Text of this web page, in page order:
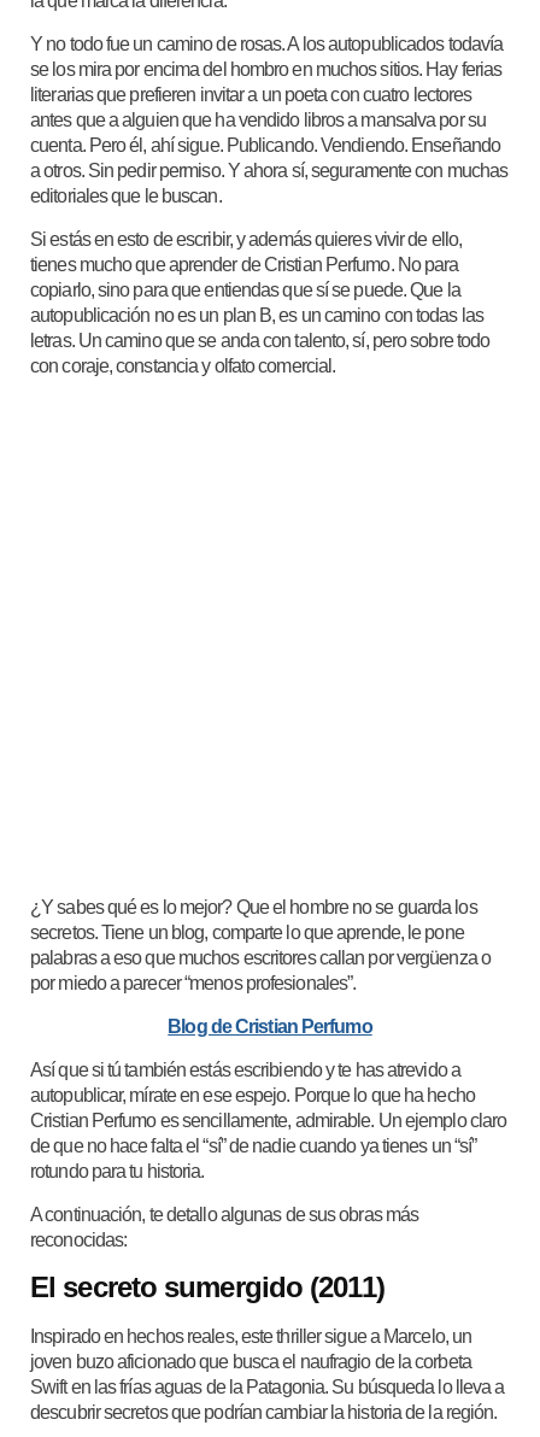
Y no todo fue un camino de rosas. A los autopublicados todavía
se los mira por encima del hombro en muchos sitios. Hay ferias
literarias que prefieren invitar a un poeta con cuatro lectores
antes que a alguien que ha vendido libros a mansalva por su
cuenta. Pero él, ahí sigue. Publicando. Vendiendo. Enseñando
a otros. Sin pedir permiso. Y ahora sí, seguramente con muchas
editoriales que le buscan.
Si estás en esto de escribir, y además quieres vivir de ello,
tienes mucho que aprender de Cristian Perfumo. No para
copiarlo, sino para que entiendas que sí se puede. Que la
autopublicación no es un plan B, es un camino con todas las
letras. Un camino que se anda con talento, sí, pero sobre todo
con coraje, constancia y olfato comercial.
¿Y sabes qué es lo mejor? Que el hombre no se guarda los
secretos. Tiene un blog, comparte lo que aprende, le pone
palabras a eso que muchos escritores callan por vergüenza o
por miedo a parecer “menos profesionales”.
Blog de Cristian Perfumo
Así que si tú también estás escribiendo y te has atrevido a
autopublicar, mírate en ese espejo. Porque lo que ha hecho
Cristian Perfumo es sencillamente, admirable. Un ejemplo claro
de que no hace falta el “sí” de nadie cuando ya tienes un “sí”
rotundo para tu historia.
A continuación, te detallo algunas de sus obras más
reconocidas:
El secreto sumergido (2011)
Inspirado en hechos reales, este thriller sigue a Marcelo, un
joven buzo aficionado que busca el naufragio de la corbeta
Swift en las frías aguas de la Patagonia. Su búsqueda lo lleva a
descubrir secretos que podrían cambiar la historia de la región.